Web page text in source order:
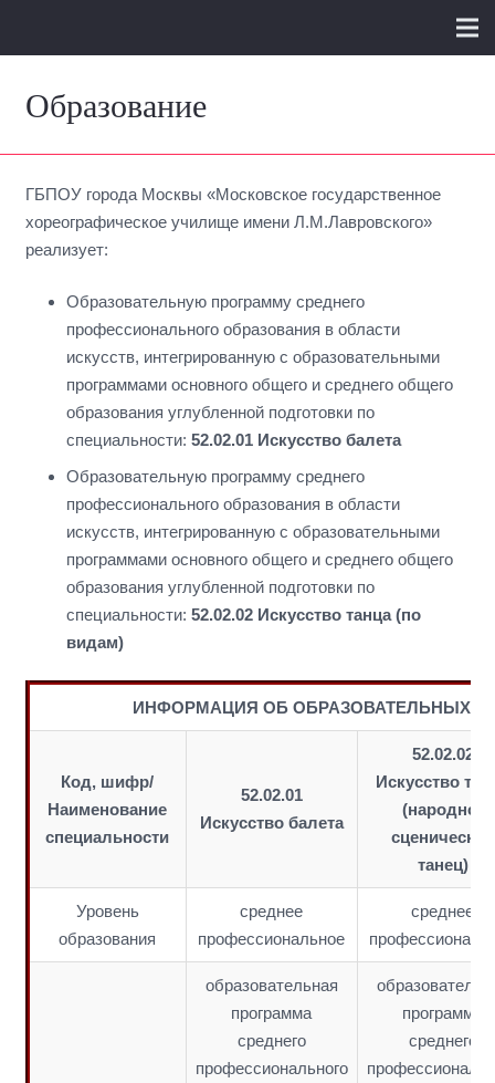
Образование
ГБПОУ города Москвы «Московское государственное
хореографическое училище имени Л.М.Лавровского»
реализует:
Образовательную программу среднего
профессионального образования в области
искусств, интегрированную с образовательными
программами основного общего и среднего общего
образования углубленной подготовки по
специальности: 52.02.01 Искусство балета
Образовательную программу среднего
профессионального образования в области
искусств, интегрированную с образовательными
программами основного общего и среднего общего
образования углубленной подготовки по
специальности: 52.02.02 Искусство танца (по
видам)
ИНФОРМАЦИЯ ОБ ОБРАЗОВАТЕЛЬНЫХ
Код, шифр/
Наименование
специальности
52.02.01
Искусство балета
52.02.02
Искусство
(народно-
сценический
танец)
Уровень
образования
среднее
профессиональное
среднее
образовательная
программа
среднего
профессионального
программа
среднего